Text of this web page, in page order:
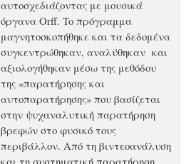
αυτοσχεδιάζοντας με μουσικά
όργανα Orff. To πρόγραμμα
μαγνητοσκοπήθηκε και τα δεδομένα
συγκεντρώθηκαν, αναλύθηκαν και
αξιολογήθηκαν μέσω της μεθόδου
της «παρατήρησης και
αυτοπαρατήρησης» που βασίζεται
στην ψυχαναλυτική παρατήρηση
βρεφών στο φυσικό τους
περιβάλλον. Από τη βιντεοανάλυση